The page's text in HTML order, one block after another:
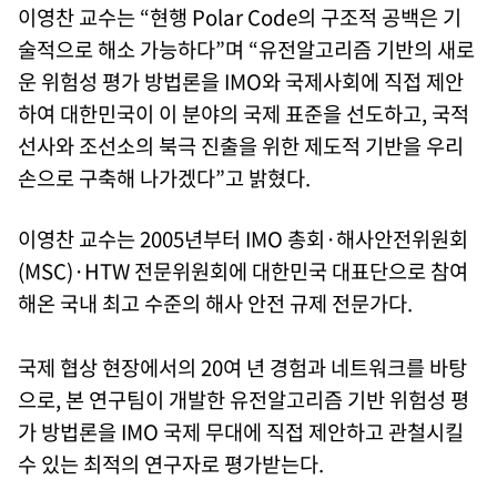
이영찬 교수는 “현행 Polar Code의 구조적 공백은 기
술적으로 해소 가능하다”며 “유전알고리즘 기반의 새로
운 위험성 평가 방법론을 IMO와 국제사회에 직접 제안
하여 대한민국이 이 분야의 국제 표준을 선도하고, 국적
선사와 조선소의 북극 진출을 위한 제도적 기반을 우리
손으로 구축해 나가겠다”고 밝혔다.
이영찬 교수는 2005년부터 IMO 총회·해사안전위원회
(MSC)·HTW 전문위원회에 대한민국 대표단으로 참여
해온 국내 최고 수준의 해사 안전 규제 전문가다.
국제 협상 현장에서의 20여 년 경험과 네트워크를 바탕
으로, 본 연구팀이 개발한 유전알고리즘 기반 위험성 평
가 방법론을 IMO 국제 무대에 직접 제안하고 관철시킬
수 있는 최적의 연구자로 평가받는다.